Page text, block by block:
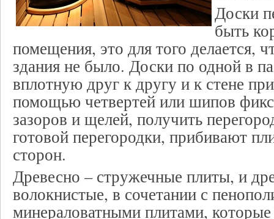
Доски
быть
помещения, это для того делается,
здания не было. Доски по одной в
вплотную друг к другу и к стене
помощью четвертей или шипов
зазоров и щелей, получить
готовой перегородки, прибивают
сторон.
Древесно – стружечные плиты, и
волокнистые, в сочетании с
минераловатными плитами,